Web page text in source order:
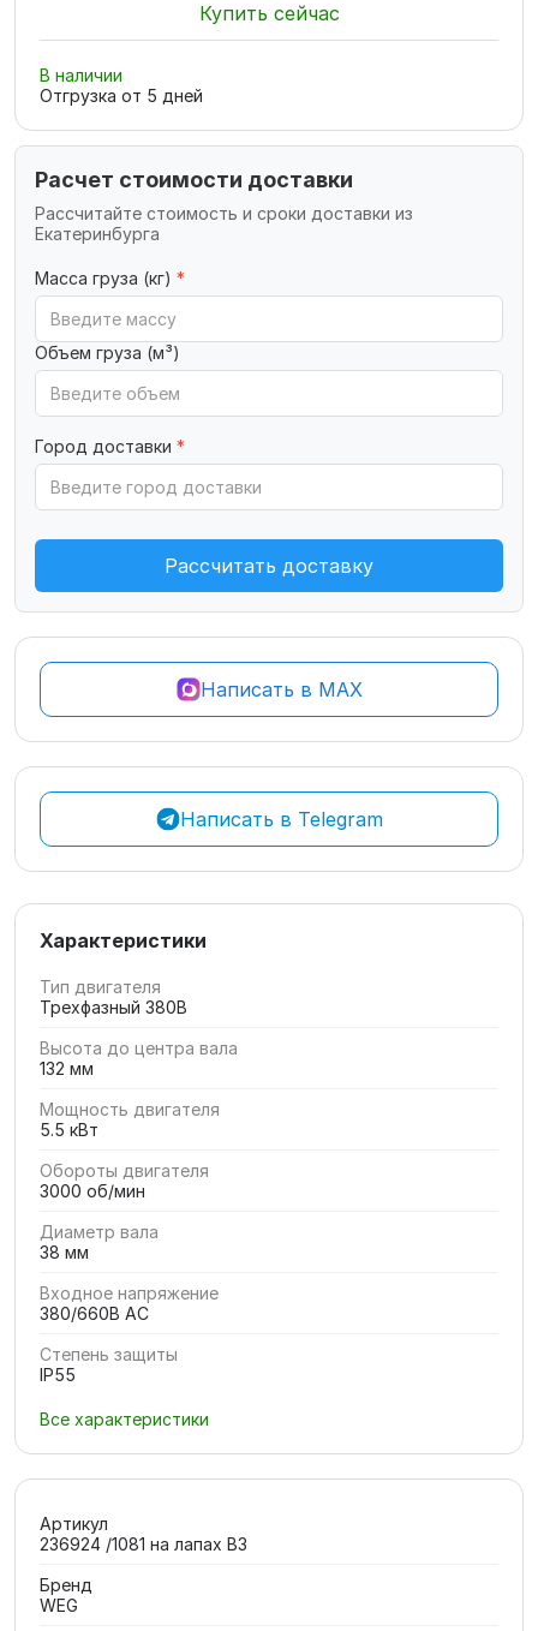
Купить сейчас
В наличии
Отгрузка от 5 дней
Расчет стоимости доставки
Рассчитайте стоимость и сроки доставки из
Екатеринбурга
Масса груза (кг) *
Объем груза (м³)
Город доставки *
Рассчитать доставку
Написать в MAX
Написать в Telegram
Характеристики
Тип двигателя
Трехфазный 380В
Высота до центра вала
132 мм
Мощность двигателя
5.5 кВт
Обороты двигателя
3000 об/мин
Диаметр вала
38 мм
Входное напряжение
380/660В AC
Степень защиты
IP55
Все характеристики
Артикул
236924 /1081 на лапах В3
Бренд
WEG